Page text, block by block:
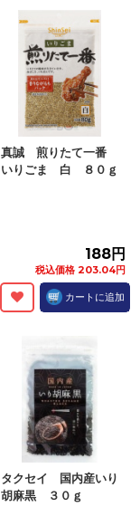
真誠 煎りたて一番
いりごま 白 ８０ｇ
188円
税込価格 203.04円
カートに追加
タクセイ 国内産いり
胡麻黒 ３０ｇ